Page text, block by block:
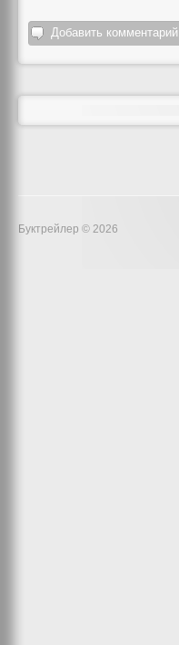
Добавить комментарий
Буктрейлер © 2026